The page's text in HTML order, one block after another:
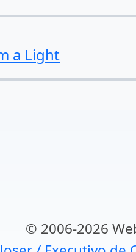
a Light
© 2006-2026